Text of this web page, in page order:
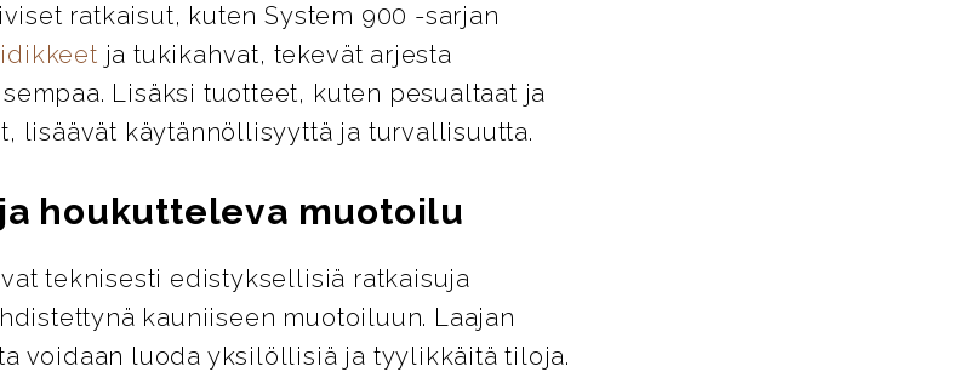
ratkaisut, kuten System 900 -sarjan
ja tukikahvat, tekevät arjesta
Lisäksi tuotteet, kuten pesualtaat ja
lisäävät käytännöllisyyttä ja turvallisuutta.
houkutteleva muotoilu
teknisesti edistyksellisiä ratkaisuja
kauniiseen muotoiluun. Laajan
voidaan luoda yksilöllisiä ja tyylikkäitä tiloja.